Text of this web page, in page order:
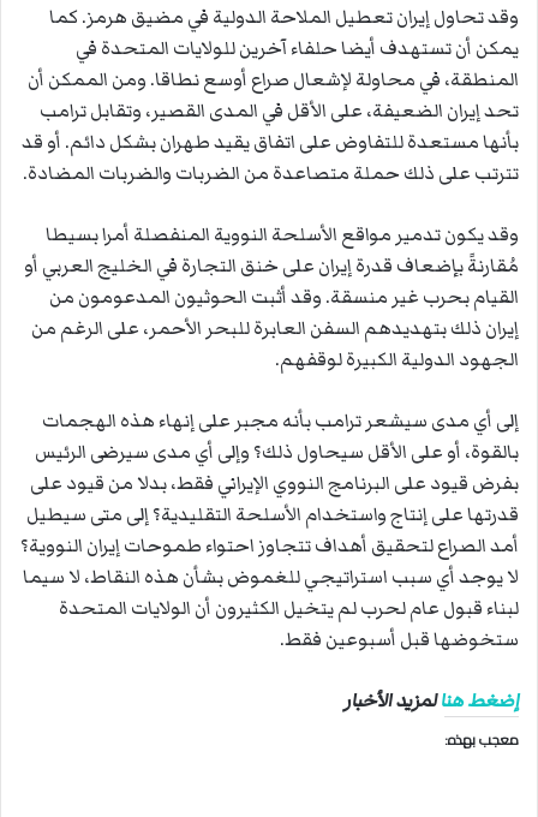
وقد تحاول إيران تعطيل الملاحة الدولية في مضيق هرمز. كما
يمكن أن تستهدف أيضا حلفاء آخرين للولايات المتحدة في
المنطقة، في محاولة لإشعال صراع أوسع نطاقا. ومن الممكن أن
تحد إيران الضعيفة، على الأقل في المدى القصير، وتقابل ترامب
بأنها مستعدة للتفاوض على اتفاق يقيد طهران بشكل دائم. أو قد
تترتب على ذلك حملة متصاعدة من الضربات والضربات المضادة.
وقد يكون تدمير مواقع الأسلحة النووية المنفصلة أمرا بسيطا
مُقارنةً بإضعاف قدرة إيران على خنق التجارة في الخليج العربي أو
القيام بحرب غير منسقة. وقد أثبت الحوثيون المدعومون من
إيران ذلك بتهديدهم السفن العابرة للبحر الأحمر، على الرغم من
الجهود الدولية الكبيرة لوقفهم.
إلى أي مدى سيشعر ترامب بأنه مجبر على إنهاء هذه الهجمات
بالقوة، أو على الأقل سيحاول ذلك؟ وإلى أي مدى سيرضى الرئيس
بفرض قيود على البرنامج النووي الإيراني فقط، بدلا من قيود على
قدرتها على إنتاج واستخدام الأسلحة التقليدية؟ إلى متى سيطيل
أمد الصراع لتحقيق أهداف تتجاوز احتواء طموحات إيران النووية؟
لا يوجد أي سبب استراتيجي للغموض بشأن هذه النقاط، لا سيما
لبناء قبول عام لحرب لم يتخيل الكثيرون أن الولايات المتحدة
ستخوضها قبل أسبوعين فقط.
إضغط هنالمزيد الأخبار
معجب بهذه: